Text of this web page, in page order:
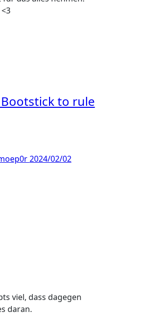
to rule
2024/02/02
viel, dass dagegen
daran.